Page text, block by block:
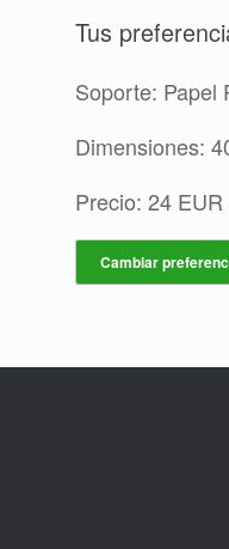
Tus
Soporte: Papel
Dimensiones:
Precio: 24 EUR
Cambiar